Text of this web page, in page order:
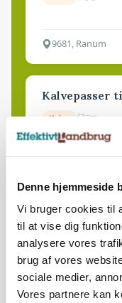
Denne hjemmeside
Vi bruger cookies til
til at vise dig
analysere vores
brug af vores
sociale medier,
Vores partnere kan
9681, Ranum
Kalvepasser
Kalve
Leder til
Klimastald
9670, Løgstør